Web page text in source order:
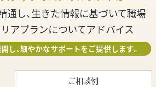
通し、生きた情報に基づいて職場
アプランについてアドバイス
し、細やかなサポートをご提供します。
ご相談例